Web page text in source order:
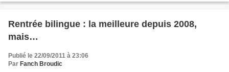
Rentrée bilingue : la meilleure depuis 2008,
mais…
Publié le 22/09/2011 à 23:06
Par Fanch Broudic